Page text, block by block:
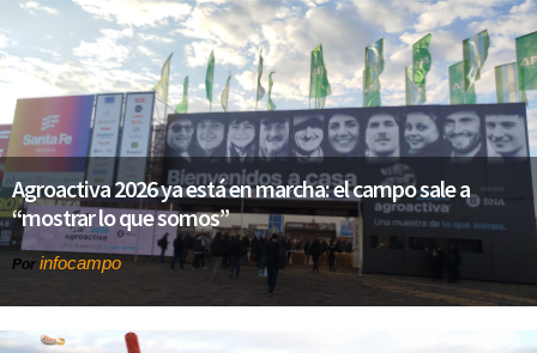
Agroactiva 2026 ya está en marcha: el campo sale a
“mostrar lo que somos”
Por infocampo